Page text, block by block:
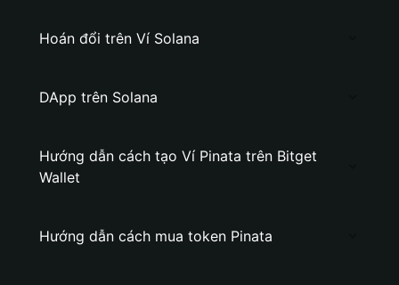
Hoán đổi trên Ví Solana
DApp trên Solana
Hướng dẫn cách tạo Ví Pinata trên Bitget
Wallet
Hướng dẫn cách mua token Pinata